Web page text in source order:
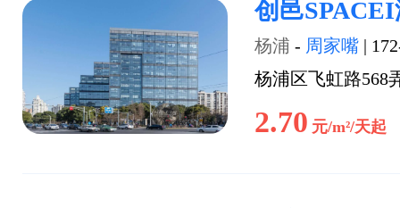
创邑
杨浦 - 周家嘴 |
杨浦区飞虹路568
2.70 元/m²/天起